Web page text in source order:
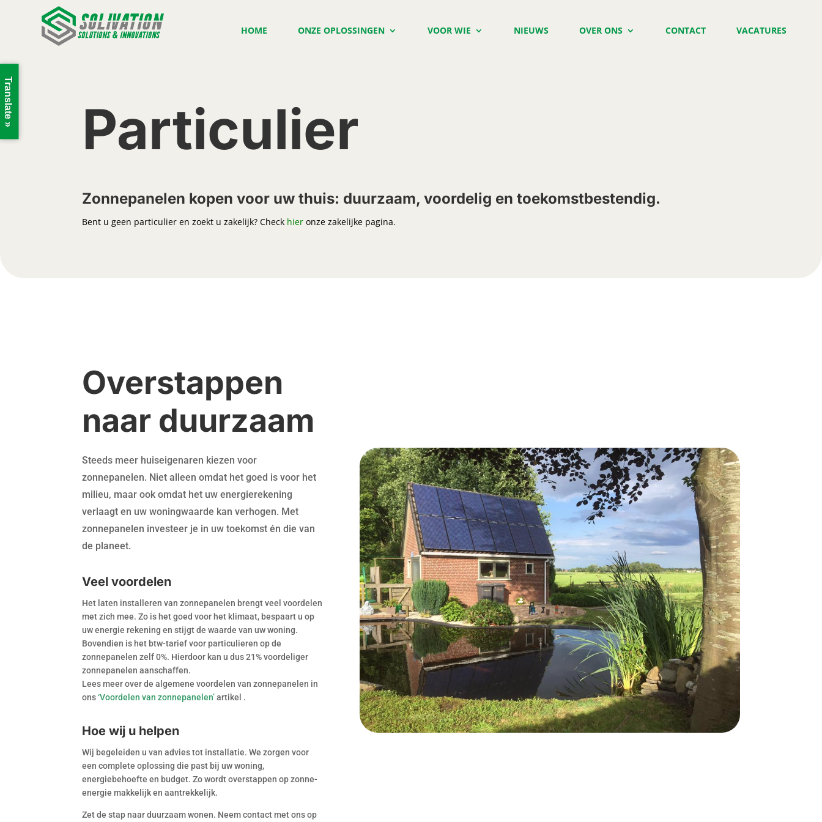
HOME ONZE OPLOSSINGEN VOOR WIE NIEUWS OVER ONS CONTACT VACATURES
Particulier
Zonnepanelen kopen voor uw thuis: duurzaam, voordelig en toekomstbestendig.
Bent u geen particulier en zoekt u zakelijk? Check hier onze zakelijke pagina.
Overstappen
naar duurzaam
Steeds meer huiseigenaren kiezen voor
zonnepanelen. Niet alleen omdat het goed is voor het
milieu, maar ook omdat het uw energierekening
verlaagt en uw woningwaarde kan verhogen. Met
zonnepanelen investeer je in uw toekomst én die van
de planeet.
Veel voordelen
Het laten installeren van zonnepanelen brengt veel voordelen
met zich mee. Zo is het goed voor het klimaat, bespaart u op
uw energie rekening en stijgt de waarde van uw woning.
Bovendien is het btw-tarief voor particulieren op de
zonnepanelen zelf 0%. Hierdoor kan u dus 21% voordeliger
zonnepanelen aanschaffen.
Lees meer over de algemene voordelen van zonnepanelen in
ons ‘Voordelen van zonnepanelen’ artikel .
Hoe wij u helpen
Wij begeleiden u van advies tot installatie. We zorgen voor
een complete oplossing die past bij uw woning,
energiebehoefte en budget. Zo wordt overstappen op zonne-
energie makkelijk en aantrekkelijk.
Zet de stap naar duurzaam wonen. Neem contact met ons op
Translate »